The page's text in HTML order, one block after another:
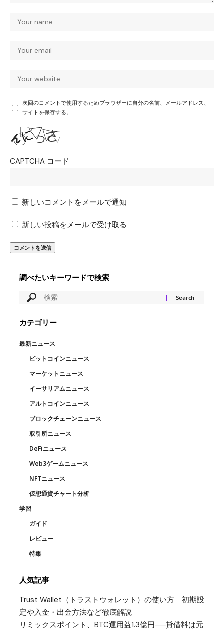
次回のコメントで使用するためブラウザーに自分の名前、メールアドレス、
サイトを保存する。
CAPTCHA コード
新しいコメントをメールで通知
新しい投稿をメールで受け取る
調べたいキーワードで検索
カテゴリー
最新ニュース
ビットコインニュース
マーケットニュース
イーサリアムニュース
アルトコインニュース
ブロックチェーンニュース
取引所ニュース
DeFiニュース
Web3ゲームニュース
NFTニュース
仮想通貨チャート分析
学習
ガイド
レビュー
特集
人気記事
Trust Wallet（トラストウォレット）の使い方｜初期設
定や入金・出金方法など徹底解説
リミックスポイント、BTC運用益1.3億円──貸借料は元